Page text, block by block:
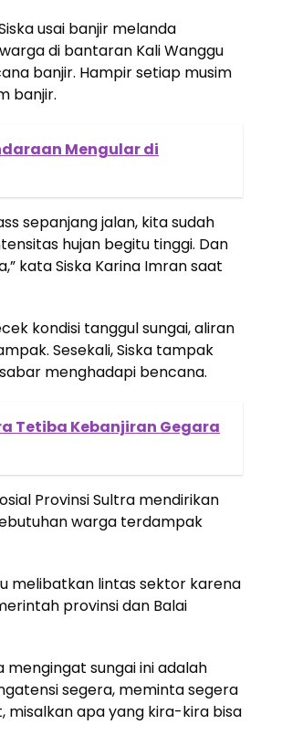
usai banjir melanda
di bantaran Kali Wanggu
banjir. Hampir setiap musim
banjir.
Mengular di
sepanjang jalan, kita sudah
hujan begitu tinggi. Dan
kata Siska Karina Imran saat
kondisi tanggul sungai, aliran
Sesekali, Siska tampak
menghadapi bencana.
Tetiba Kebanjiran Gegara
Provinsi Sultra mendirikan
warga terdampak
melibatkan lintas sektor karena
provinsi dan Balai
mengingat sungai ini adalah
segera, meminta segera
misalkan apa yang kira-kira bisa